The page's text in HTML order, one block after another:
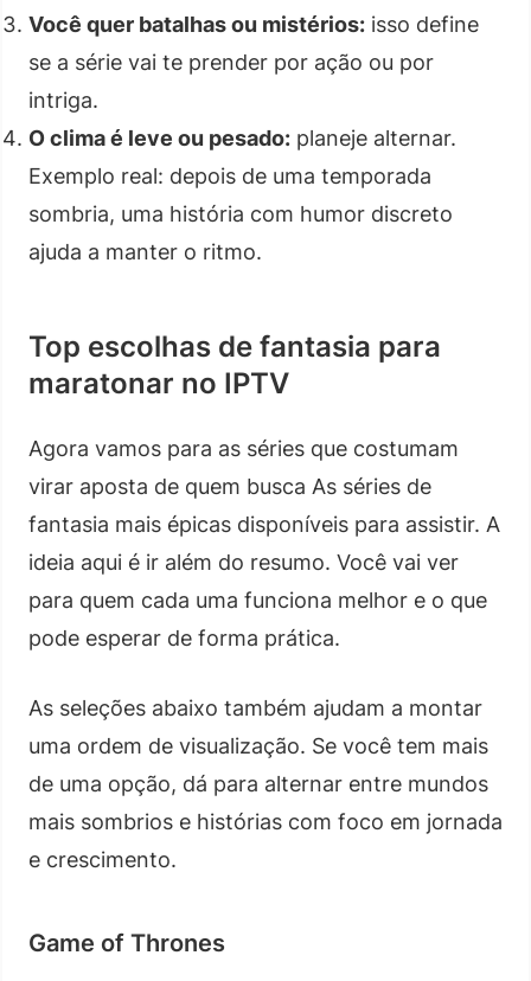
Você quer batalhas ou mistérios: isso define
se a série vai te prender por ação ou por
intriga.
O clima é leve ou pesado: planeje alternar.
Exemplo real: depois de uma temporada
sombria, uma história com humor discreto
ajuda a manter o ritmo.
Top escolhas de fantasia para
maratonar no IPTV
Agora vamos para as séries que costumam
virar aposta de quem busca As séries de
fantasia mais épicas disponíveis para assistir. A
ideia aqui é ir além do resumo. Você vai ver
para quem cada uma funciona melhor e o que
pode esperar de forma prática.
As seleções abaixo também ajudam a montar
uma ordem de visualização. Se você tem mais
de uma opção, dá para alternar entre mundos
mais sombrios e histórias com foco em jornada
e crescimento.
Game of Thrones